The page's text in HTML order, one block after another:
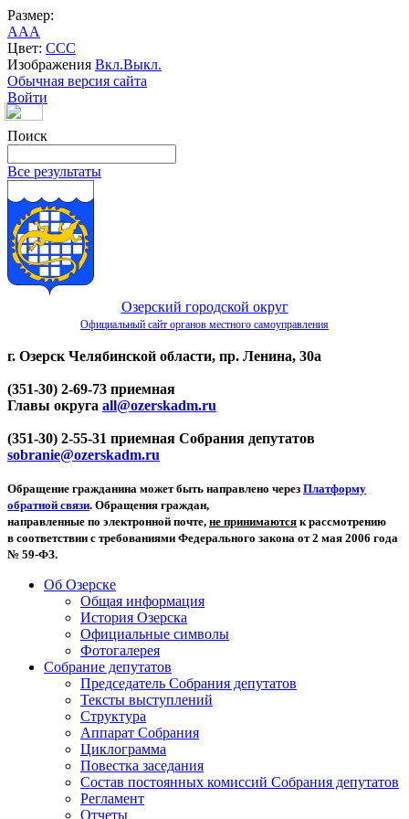
Размер:
AAA
Цвет: CCC
Изображения Вкл.Выкл.
Обычная версия сайта
Войти
Поиск
Все результаты
Озерский городской округ
Официальный сайт органов местного самоуправления
г. Озерск Челябинской области, пр. Ленина, 30а
(351-30) 2-69-73 приемная
Главы округа all@ozerskadm.ru
(351-30) 2-55-31 приемная Собрания депутатов
sobranie@ozerskadm.ru
Обращение гражданина может быть направлено через Платформу
обратной связи. Обращения граждан,
направленные по электронной почте, не принимаются к рассмотрению
в соответствии с требованиями Федерального закона от 2 мая 2006 года
№ 59-ФЗ.
Об Озерске
Общая информация
История Озерска
Официальные символы
Фотогалерея
Собрание депутатов
Председатель Собрания депутатов
Тексты выступлений
Структура
Аппарат Собрания
Циклограмма
Повестка заседания
Состав постоянных комиссий Собрания депутатов
Регламент
Отчеты